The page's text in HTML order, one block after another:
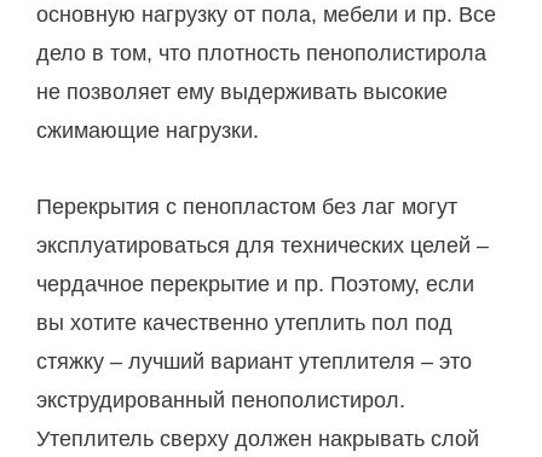
основную нагрузку от пола, мебели и пр. Все
дело в том, что плотность пенополистирола
не позволяет ему выдерживать высокие
сжимающие нагрузки.
Перекрытия с пенопластом без лаг могут
эксплуатироваться для технических целей –
чердачное перекрытие и пр. Поэтому, если
вы хотите качественно утеплить пол под
стяжку – лучший вариант утеплителя – это
экструдированный пенополистирол.
Утеплитель сверху должен накрывать слой